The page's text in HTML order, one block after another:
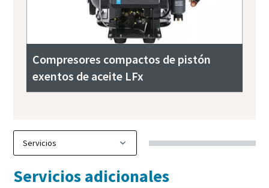
Compresores compactos de pistón
exentos de aceite LFx
Servicios adicionales